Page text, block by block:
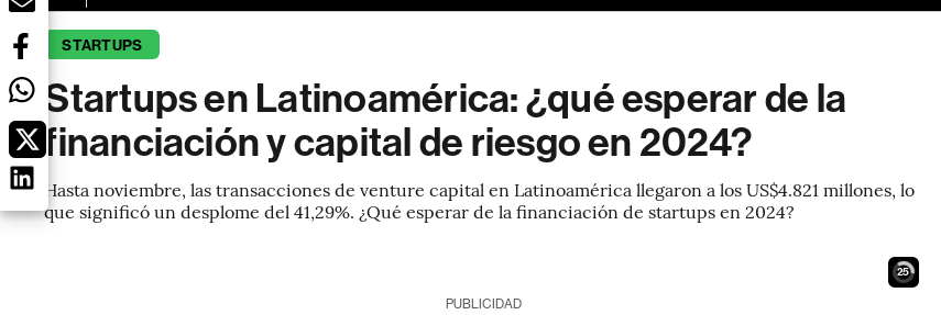
STARTUPS
Startups en Latinoamérica: ¿qué esperar de la
financiación y capital de riesgo en 2024?
Hasta noviembre, las transacciones de venture capital en Latinoamérica llegaron a los US$4.821 millones, lo
que significó un desplome del 41,29%. ¿Qué esperar de la financiación de startups en 2024?
24
PUBLICIDAD